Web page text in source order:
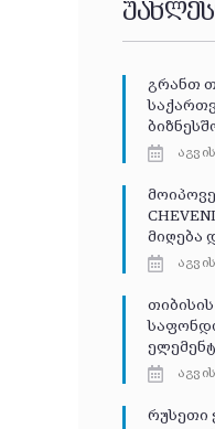
გრანთ
მიღება
რუსეთი